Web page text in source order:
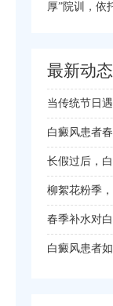
厚”院训，依
最新动态
当传统节日
白癜风患者
长假过后，
柳絮花粉季
春季补水对
白癜风患者